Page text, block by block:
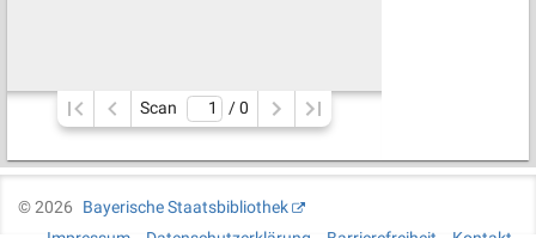
Scan / 0
©2026
Bayerische Staatsbibliothek